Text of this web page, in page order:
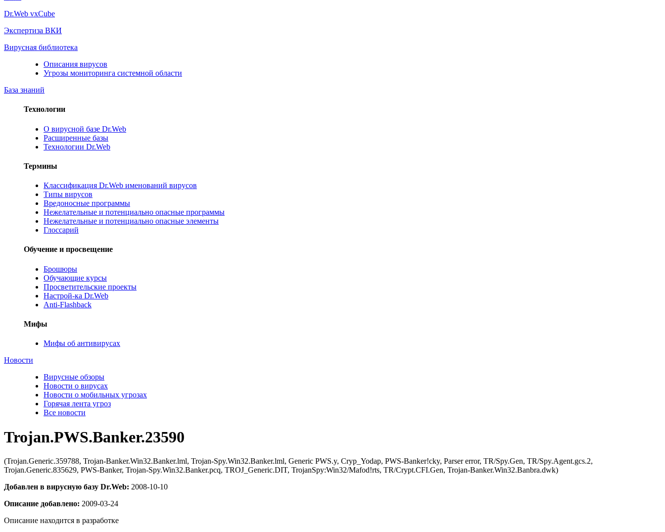
Dr.Web vxCube
Экспертиза ВКИ
Вирусная библиотека
Описания вирусов
Угрозы мониторинга системной области
База знаний
Технологии
О вирусной базе Dr.Web
Расширенные базы
Технологии Dr.Web
Термины
Классификация Dr.Web именований вирусов
Типы вирусов
Вредоносные программы
Нежелательные и потенциально опасные программы
Нежелательные и потенциально опасные элементы
Глоссарий
Обучение и просвещение
Брошюры
Обучающие курсы
Просветительские проекты
Настрой-ка Dr.Web
Anti-Flashback
Мифы
Мифы об антивирусах
Новости
Вирусные обзоры
Новости о вирусах
Новости о мобильных угрозах
Горячая лента угроз
Все новости
Trojan.PWS.Banker.23590
(Trojan.Generic.359788, Trojan-Banker.Win32.Banker.lml, Trojan-Spy.Win32.Banker.lml, Generic PWS.y, Cryp_Yodap, PWS-Banker!cky, Parser error, TR/Spy.Gen, TR/Spy.Agent.gcs.2,
Trojan.Generic.835629, PWS-Banker, Trojan-Spy.Win32.Banker.pcq, TROJ_Generic.DIT, TrojanSpy:Win32/Mafod!rts, TR/Crypt.CFI.Gen, Trojan-Banker.Win32.Banbra.dwk)
Добавлен в вирусную базу Dr.Web: 2008-10-10
Описание добавлено: 2009-03-24
Описание находится в разработке